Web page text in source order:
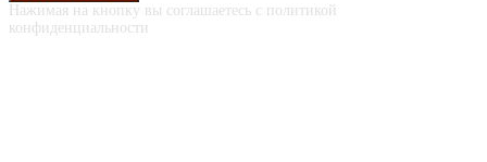
Нажимая на кнопку вы соглашаетесь с политикой
конфиденциальности